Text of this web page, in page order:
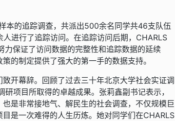
本的追踪调查，共派出500余名同学共46支队伍
进行了追踪访问。在追踪访问后期，CHARLS
保证了访问数据的完整性和追踪数据的延续
的制定提供了强大的第一手的数据支持。
开幕辞。回顾了过去三十年北京大学社会实证调
项目所取得的卓越成果。张莉鑫副书记表示，
是非常接地气、解民生的社会调查，不仅规模巨
是一次难得的人生历炼。她对同学们在CHARLS